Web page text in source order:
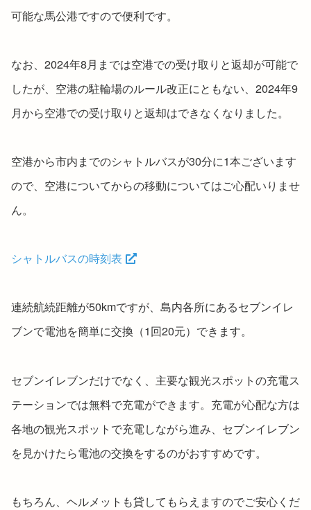
可能な馬公港ですので便利です。
なお、2024年8月までは空港での受け取りと返却が可能で
したが、空港の駐輪場のルール改正にともない、2024年9
月から空港での受け取りと返却はできなくなりました。
空港から市内までのシャトルバスが30分に1本ございます
ので、空港についてからの移動についてはご心配いりませ
ん。
シャトルバスの時刻表
連続航続距離が50kmですが、島内各所にあるセブンイレ
ブンで電池を簡単に交換（1回20元）できます。
セブンイレブンだけでなく、主要な観光スポットの充電ス
テーションでは無料で充電ができます。充電が心配な方は
各地の観光スポットで充電しながら進み、セブンイレブン
を見かけたら電池の交換をするのがおすすめです。
もちろん、ヘルメットも貸してもらえますのでご安心くだ